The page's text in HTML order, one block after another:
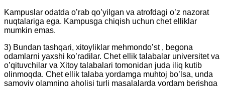
Kampuslar odatda o’rab qo’yilgan va atrofdagi o’z nazorat
nuqtalariga ega. Kampusga chiqish uchun chet elliklar
mumkin emas.
3) Bundan tashqari, xitoyliklar mehmondo’st , begona
odamlarni yaxshi ko’radilar. Chet ellik talabalar universitet va
o’qituvchilar va Xitoy talabalari tomonidan juda iliq kutib
olinmoqda. Chet ellik talaba yordamga muhtoj bo’lsa, unda
samoviy olamning aholisi turli masalalarda yordam berishga